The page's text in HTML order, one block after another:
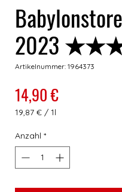
2023
Artikelnummer: 1964373
14,90 €Preis
19,87 € / 1l
pro
1
Liter
Anzahl *